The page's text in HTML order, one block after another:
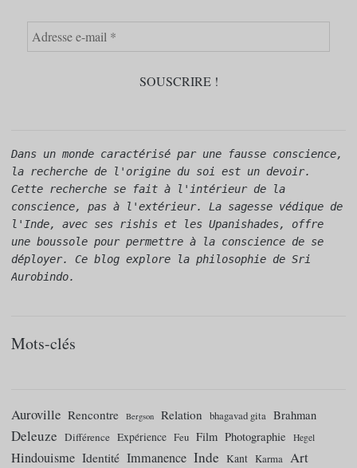
Dans un monde caractérisé par une fausse conscience,
la recherche de l'origine du soi est un devoir.
Cette recherche se fait à l'intérieur de la
conscience, pas à l'extérieur. La sagesse védique de
l'Inde, avec ses rishis et les Upanishades, offre
une boussole pour permettre à la conscience de se
déployer. Ce blog explore la philosophie de Sri
Aurobindo.
Mots-clés
Auroville Rencontre Bergson Relation bhagavad gita Brahman
Deleuze Différence Expérience Feu Film Photographie Hegel
Hindouisme Identité Immanence Inde Kant Karma Art